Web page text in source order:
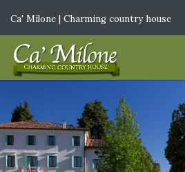
Ca' Milone | Charming country house